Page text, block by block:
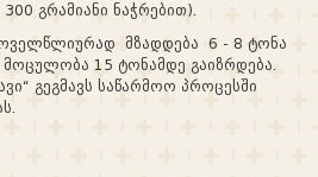
გრამიანი ნაჭრებით).
მზადდება 6 - 8 ტონა
მოცულობა 15 ტონამდე გაიზრდება.
გეგმავს საწარმოო პროცესში